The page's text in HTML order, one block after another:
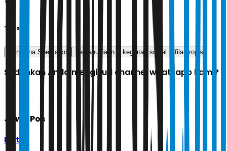
Tags
Sandiana Soemarko kemanusiaan kegiatan sosial filantropis
Sudahkah Anda mengikuti channel whatsapp kami?
Jawa Pos
Ikuti